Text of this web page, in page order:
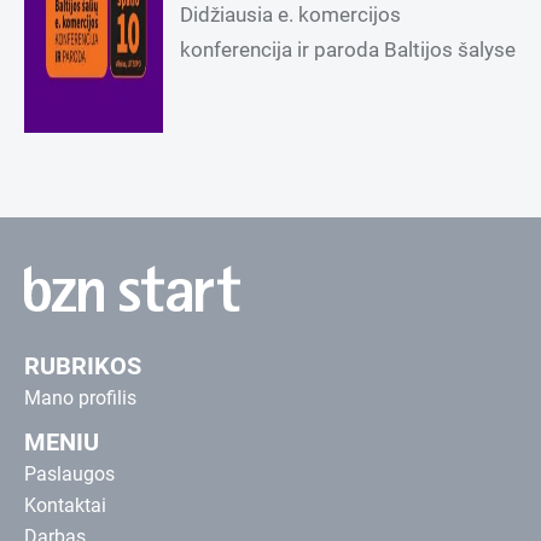
Didžiausia e. komercijos
konferencija ir paroda Baltijos šalyse
RUBRIKOS
Mano profilis
MENIU
Paslaugos
Kontaktai
Darbas